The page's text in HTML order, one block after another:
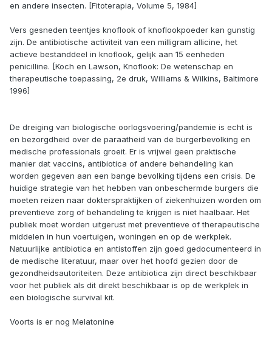
en andere insecten. [Fitoterapia, Volume 5, 1984]
Vers gesneden teentjes knoflook of knoflookpoeder kan gunstig
zijn. De antibiotische activiteit van een milligram allicine, het
actieve bestanddeel in knoflook, gelijk aan 15 eenheden
penicilline. [Koch en Lawson, Knoflook: De wetenschap en
therapeutische toepassing, 2e druk, Williams & Wilkins, Baltimore
1996]
De dreiging van biologische oorlogsvoering/pandemie is echt is
en bezorgdheid over de paraatheid van de burgerbevolking en
medische professionals groeit. Er is vrijwel geen praktische
manier dat vaccins, antibiotica of andere behandeling kan
worden gegeven aan een bange bevolking tijdens een crisis. De
huidige strategie van het hebben van onbeschermde burgers die
moeten reizen naar dokterspraktijken of ziekenhuizen worden om
preventieve zorg of behandeling te krijgen is niet haalbaar. Het
publiek moet worden uitgerust met preventieve of therapeutische
middelen in hun voertuigen, woningen en op de werkplek.
Natuurlijke antibiotica en antistoffen zijn goed gedocumenteerd in
de medische literatuur, maar over het hoofd gezien door de
gezondheidsautoriteiten. Deze antibiotica zijn direct beschikbaar
voor het publiek als dit direkt beschikbaar is op de werkplek in
een biologische survival kit.
Voorts is er nog Melatonine